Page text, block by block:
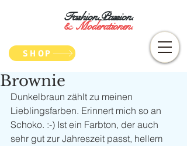
Fashion.Passion.
&Moderationen.
SHOP
Brownie
Dunkelbraun zählt zu meinen
Lieblingsfarben. Erinnert mich so an
Schoko. :-) Ist ein Farbton, der auch
sehr gut zur Jahreszeit passt, hellem